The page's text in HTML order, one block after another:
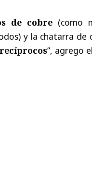
de cobre(como
y la chatarra de
”, agrego